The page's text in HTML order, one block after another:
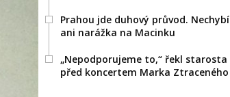
Prahou jde duhový průvod. Nechybí
ani narážka na Macinku
„Nepodporujeme to,“ řekl starosta
před koncertem Marka Ztraceného